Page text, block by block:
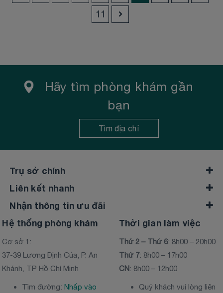
11
Hãy tìm phòng khám gần
bạn
Tìm địa chỉ
Trụ sở chính
Liên kết nhanh
Nhận thông tin ưu đãi
Hệ thống phòng khám
Cơ sở 1:
37-39 Lương Định Của, P. An
Khánh, TP Hồ Chí Minh
Tìm đường:Nhấp vào
Thời gian làm việc
Thứ 2 – Thứ 6: 8h00 – 20h00
Thứ 7: 8h00 – 17h00
CN: 8h00 – 12h00
Quý khách vui lòng liên